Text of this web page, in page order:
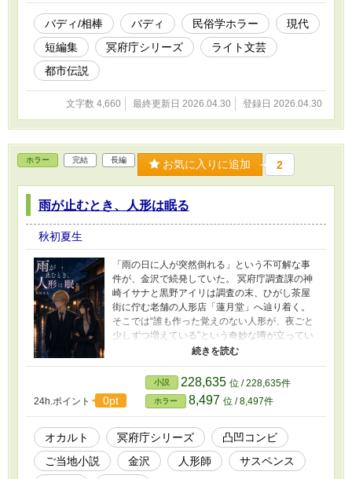
バディ/相棒 バディ 民俗学ホラー
現代
短編集
冥府庁シリーズ
ライト文芸
都市伝説
文字数 4,660 最終更新日 2026.04.30 登録日 2026.04.30
ホラー 完結 長編 お気に入りに追加 2
雨が止むとき、人形は眠る
秋初夏生
「雨の日に人が突然倒れる」という不可解な事
件が、金沢で続発していた。 冥府庁調査課の神
崎イサナと黒野アイリは調査の末、ひがし茶屋
街に佇む老舗の人形店「蓮月堂」へ辿り着く。
そこでは“誰も作った覚えのない人形が、夜ごと
少しずつ増えている”という奇妙な噂が立ってい
た。 病に伏す人形師・桐生誠士は、異変の真相
解明を二人に託し、さらに姿を消した元弟子の
人形師“斎宮”を探してほしいと願う。 増え続け
る人形、曖昧に濁される証言、消えた記録。静
かな雨音の下で、隠された想いが少しずつ輪郭
を帯びていく。 これは、失ったものを手放せな
かった人間の執念が引き起こす、じわじわと心
を侵す怪異の物語。
24h.ポイント 0pt
小説 228,635 位 / 228,635件
ホラー 8,497 位 / 8,497件
オカルト 冥府庁シリーズ
凸凹コンビ
ご当地小説
金沢 人形師
サスペンス